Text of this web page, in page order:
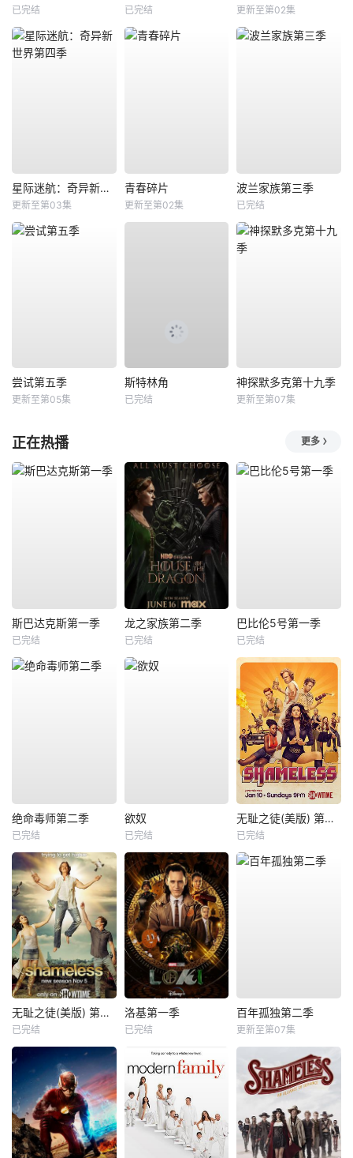
已完结 已完结 更新至第02集
星际迷航：奇异新世界第四季
更新至第03集
青春碎片
更新至第02集
波兰家族第三季
已完结
尝试第五季
更新至第05集
斯特林角
已完结
神探默多克第十九季
更新至第07集
正在热播 更多
斯巴达克斯第一季
已完结
龙之家族第二季
已完结
巴比伦5号第一季
已完结
绝命毒师第二季
已完结
欲奴
已完结
无耻之徒(美版) 第六季
已完结
无耻之徒(美版) 第八季
已完结
洛基第一季
已完结
百年孤独第二季
更新至第07集